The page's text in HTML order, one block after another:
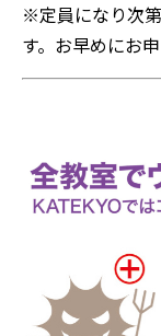
※定員になり次
す。お早めにお